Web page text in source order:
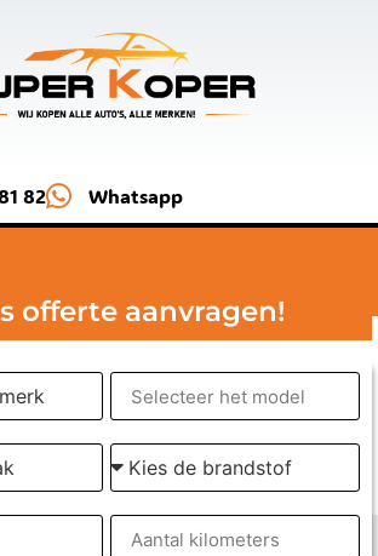
82 Whatsapp
VERKOPEN BELGIË
offerte aanvragen!